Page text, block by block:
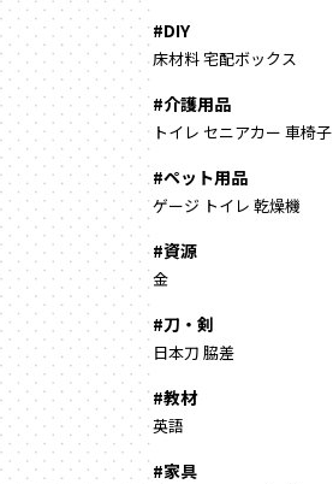
#DIY
床材料宅配ボックス
#介護用品
トイレ セニアカー 車椅子
#ペット用品
ゲージ トイレ 乾燥機
#資源
金
#刀・剣
日本刀 脇差
#教材
英語
#家具